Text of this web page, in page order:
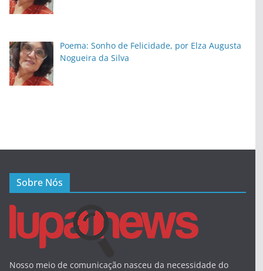
Poema: Sonho de Felicidade, por Elza Augusta
Nogueira da Silva
Sobre Nós
Nosso meio de comunicação nasceu da necessidade do